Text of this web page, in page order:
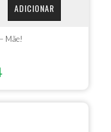
ADICIONAR
Mãe!